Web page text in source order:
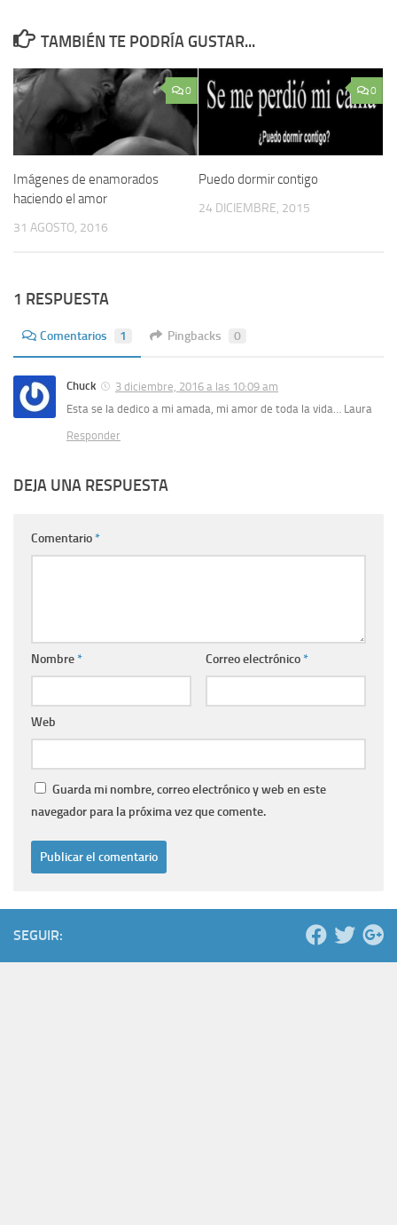
TAMBIÉN TE PODRÍA GUSTAR...
0
Imágenes de enamorados
haciendo el amor
31 AGOSTO, 2016
0
Puedo dormir contigo
24 DICIEMBRE, 2015
1 RESPUESTA
Comentarios 1 Pingbacks 0
Chuck
3 diciembre, 2016 a las 10:09 am
Esta se la dedico a mi amada, mi amor de toda la vida… Laura
Responder
DEJA UNA RESPUESTA
Comentario*
Nombre* Correo electrónico*
Web
Guarda mi nombre, correo electrónico y web en este
navegador para la próxima vez que comente.
SEGUIR: